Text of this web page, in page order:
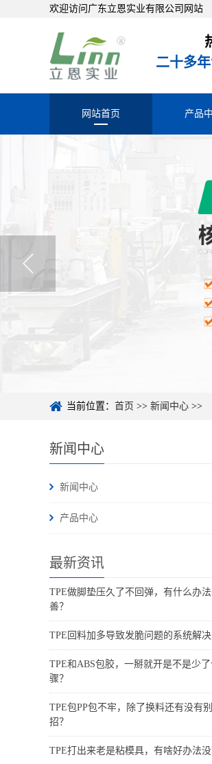
欢迎访问广东立恩实业有限公司网站
二十多
网站首页 产品
当前位置： 首页 >> 新闻中心 >>
新闻中心
新闻中心
产品中心
最新资讯
TPE做脚垫压久了不回弹，有什么办
善？
TPE回料加多导致发脆问题的系统解
TPE和ABS包胶，一掰就开是不是少
骤？
TPE包PP包不牢，除了换料还有没有
招？
TPE打出来老是粘模具，有啥好办法没